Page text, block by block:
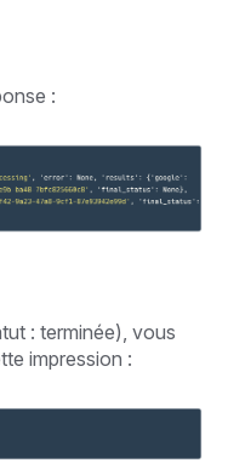
:
: terminée), vous
impression :